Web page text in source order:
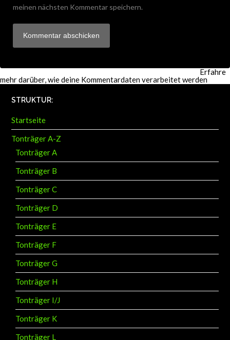
meinen nächsten Kommentar speichern.
Diese Website verwendet Akismet, um Spam zu reduzieren.Erfahre
mehr darüber, wie deine Kommentardaten verarbeitet werden.
STRUKTUR:
Startseite
Tonträger A-Z
Tonträger A
Tonträger B
Tonträger C
Tonträger D
Tonträger E
Tonträger F
Tonträger G
Tonträger H
Tonträger I/J
Tonträger K
Tonträger L